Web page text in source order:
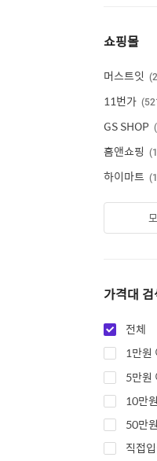
쇼핑몰
머스트잇
11번가
GS SHOP
홈앤쇼핑
하이마트
가격대 검
전체
1만원
5만원
10만
50만
직접